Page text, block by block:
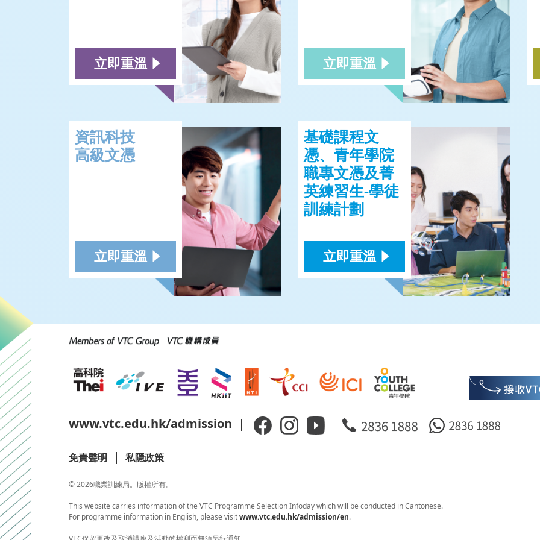
立即重溫 立即重溫
資訊科技
高級文憑
立即重溫
基礎課程文
憑、青年學院
職專文憑及菁
英練習生-學徒
訓練計劃
立即重溫
www.vtc.edu.hk/admission
免責聲明 私隱政策
© 2026職業訓練局。版權所有。
This website carries information of the VTC Programme Selection Infoday which will be conducted in Cantonese.
For programme information in English, please visitwww.vtc.edu.hk/admission/en.